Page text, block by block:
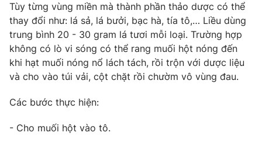
VTV4 Vươn mình bằng AI
VTV9 VTV8
Tùy từng vùng miền mà thành phần thảo dược có thể
thay đổi như: lá sả, lá bưởi, bạc hà, tía tô,… Liều dùng
trung bình 20 - 30 gram lá tươi mỗi loại. Trường hợp
không có lò vi sóng có thể rang muối hột nóng đến
khi hạt muối nóng nổ lách tách, rồi trộn với dược liệu
và cho vào túi vải, cột chặt rồi chườm vô vùng đau.
Các bước thực hiện:
- Cho muối hột vào tô.